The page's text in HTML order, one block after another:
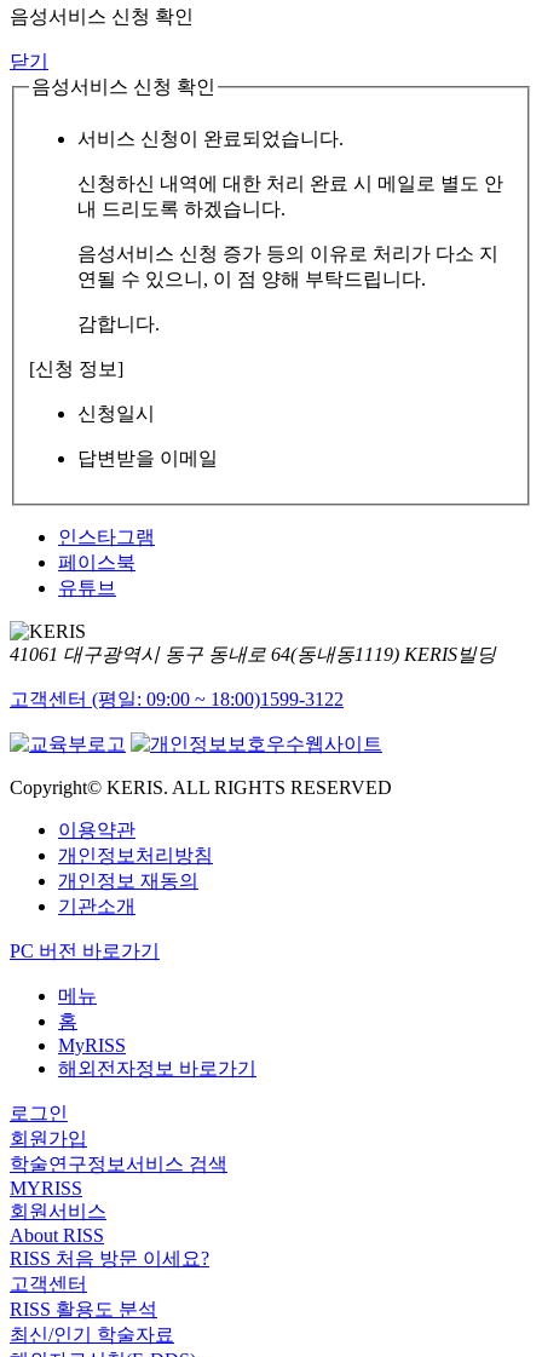
음성서비스 신청 확인
닫기
음성서비스 신청 확인
서비스 신청이 완료되었습니다.
신청하신 내역에 대한 처리 완료 시 메일로 별도 안
내 드리도록 하겠습니다.
음성서비스 신청 증가 등의 이유로 처리가 다소 지
연될 수 있으니, 이 점 양해 부탁드립니다.
감합니다.
[신청 정보]
신청일시
답변받을 이메일
인스타그램
페이스북
유튜브
41061 대구광역시 동구 동내로 64(동내동1119) KERIS빌딩
고객센터 (평일: 09:00 ~ 18:00)1599-3122
Copyright© KERIS. ALL RIGHTS RESERVED
이용약관
개인정보처리방침
개인정보 재동의
기관소개
PC 버전 바로가기
메뉴
홈
MyRISS
해외전자정보 바로가기
로그인
회원가입
학술연구정보서비스 검색
MYRISS
회원서비스
About RISS
RISS 처음 방문 이세요?
고객센터
RISS 활용도 분석
최신/인기 학술자료